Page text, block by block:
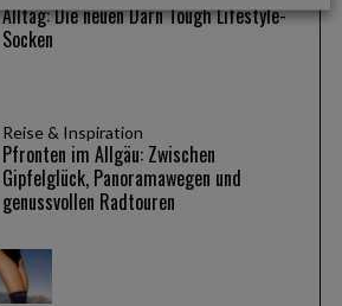
Alltag: Die neuen Darn Tough Lifestyle-
Socken
Reise & Inspiration
Pfronten im Allgäu: Zwischen
Gipfelglück, Panoramawegen und
genussvollen Radtouren